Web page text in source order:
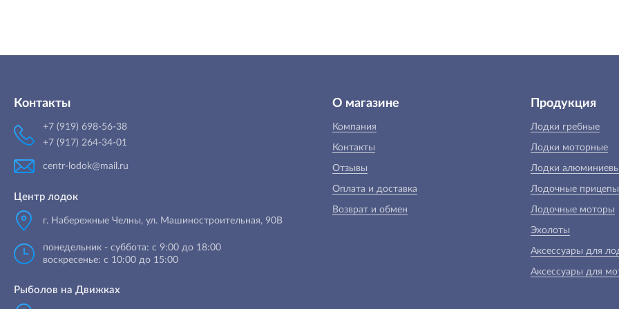
Контакты
+7 (919) 698-56-38
+7 (917) 264-34-01
centr-lodok@mail.ru
Центр лодок
г. Набережные Челны, ул. Машиностроительная, 90B
понедельник - суббота: с 9:00 до 18:00
воскресенье: с 10:00 до 15:00
Рыболов на Движках
О магазине
Компания
Контакты
Отзывы
Оплата и доставка
Возврат и обмен
Продукция
Лодки гребные
Лодки моторные
Лодки
Лодочные прицепы
Лодочные моторы
Эхолоты
Аксессуары для
Аксессуары для